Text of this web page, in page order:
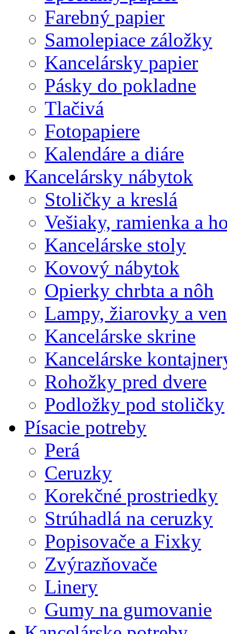
Farebný papier
Samolepiace záložky
Kancelársky papier
Pásky do pokladne
Tlačivá
Fotopapiere
Kalendáre a diáre
Kancelársky nábytok
Stoličky a kreslá
Vešiaky, ramienka a
Kancelárske stoly
Kovový nábytok
Opierky chrbta a nôh
Lampy, žiarovky a
Kancelárske skrine
Kancelárske
Rohožky pred dvere
Podložky pod stoličky
Písacie potreby
Perá
Ceruzky
Korekčné prostriedky
Strúhadlá na ceruzky
Popisovače a Fixky
Zvýrazňovače
Linery
Gumy na gumovanie